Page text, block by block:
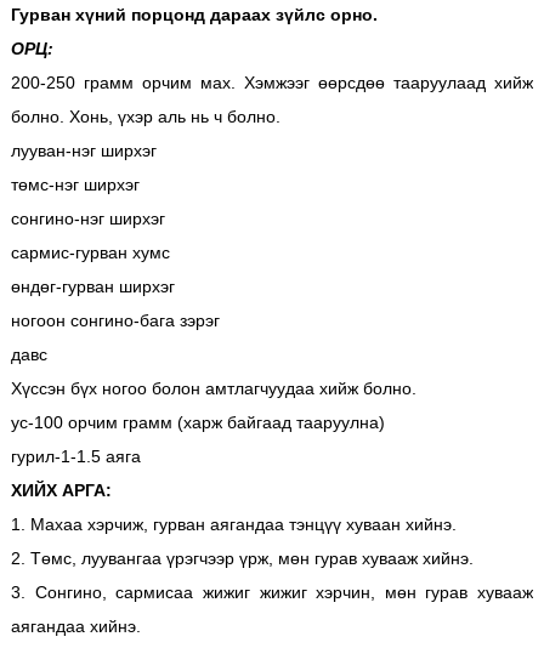
Гурван хүний порцонд дараах зүйлс орно.
ОРЦ:
200-250 грамм орчим мах. Хэмжээг өөрсдөө тааруулаад хийж
болно. Хонь, үхэр аль нь ч болно.
лууван-нэг ширхэг
төмс-нэг ширхэг
сонгино-нэг ширхэг
сармис-гурван хумс
өндөг-гурван ширхэг
ногоон сонгино-бага зэрэг
давс
Хүссэн бүх ногоо болон амтлагчуудаа хийж болно.
ус-100 орчим грамм (харж байгаад тааруулна)
гурил-1-1.5 аяга
ХИЙХ АРГА:
1. Махаа хэрчиж, гурван аягандаа тэнцүү хуваан хийнэ.
2. Төмс, луувангаа үрэгчээр үрж, мөн гурав хувааж хийнэ.
3. Сонгино, сармисаа жижиг жижиг хэрчин, мөн гурав хувааж
аягандаа хийнэ.